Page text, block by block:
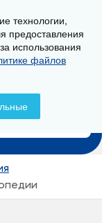
технологии,
предоставления
использования
файлов
799-799